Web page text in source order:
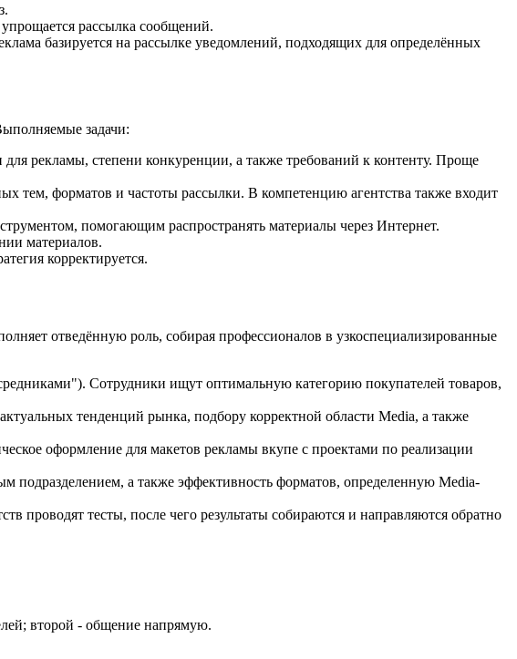
рассылка сообщений.
базируется на рассылке уведомлений, подходящих для определённых
задачи:
рекламы, степени конкуренции, а также требований к контенту. Проще
тем, форматов и частоты рассылки. В компетенцию агентства также входит
помогающим распространять материалы через Интернет.
материалов.
корректируется.
отведённую роль, собирая профессионалов в узкоспециализированные
Сотрудники ищут оптимальную категорию покупателей товаров,
тенденций рынка, подбору корректной области Media, а также
оформление для макетов рекламы вкупе с проектами по реализации
подразделением, а также эффективность форматов, определенную Media-
проводят тесты, после чего результаты собираются и направляются обратно
второй - общение напрямую.